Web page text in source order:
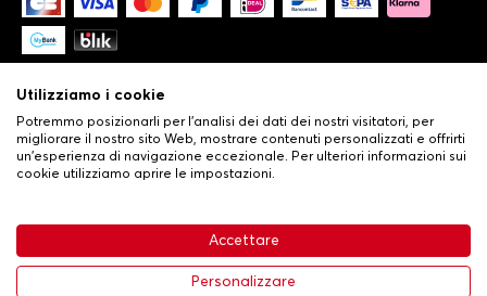
32,53 € Aggiungi al carrello
Condizioni generali di vendita•
Politica sulla privacy e sui cookie•Livraison
Utilizziamo i cookie
Potremmo posizionarli per l'analisi dei dati dei nostri visitatori, per
migliorare il nostro sito Web, mostrare contenuti personalizzati e offrirti
un'esperienza di navigazione eccezionale. Per ulteriori informazioni sui
cookie utilizziamo aprire le impostazioni.
Accettare
Personalizzare